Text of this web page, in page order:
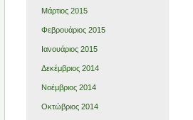
Μάρτιος 2015
Φεβρουάριος 2015
Ιανουάριος 2015
Δεκέμβριος 2014
Νοέμβριος 2014
Οκτώβριος 2014